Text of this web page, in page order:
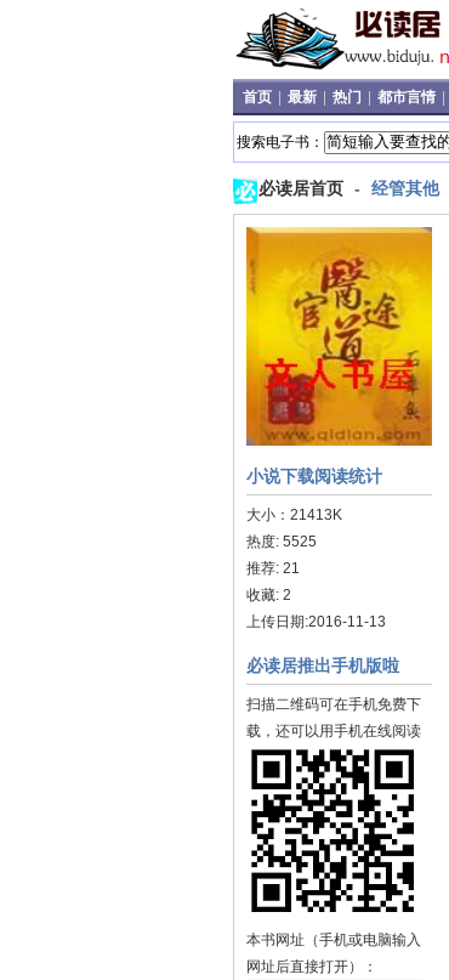
首页 最新 热门 都市言情
搜索电子书：
必读居首页 - 经管其他
小说下载阅读统计
大小：21413K
热度: 5525
推荐: 21
收藏: 2
上传日期:2016-11-13
必读居推出手机版啦
扫描二维码可在手机免费下
载，还可以用手机在线阅读
本书网址（手机或电脑输入
网址后直接打开）：